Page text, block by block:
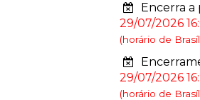
Encerra a
29/07/2026
(horário de
29/07/2026
(horário de